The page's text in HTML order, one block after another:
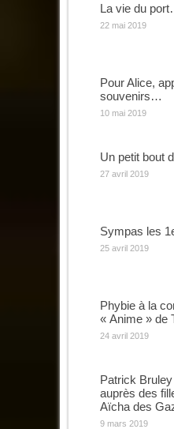
La vie du
22 mai 2019
Pour Alice,
souvenirs…
10 mai 2019
Un petit bout
27 avril 2019
Sympas les
25 avril 2019
Phybie à la
« Anime » de
24 avril 2019
Patrick
auprès des
Aïcha des
9 mars 2019